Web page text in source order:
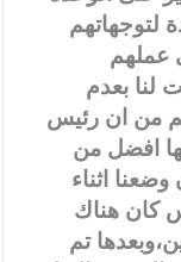
لتوجهاتهم
عملهم
لنا بعدم
من ان رئيس
افضل من
اثناء
كان هناك
تم